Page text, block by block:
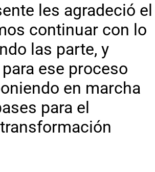
les agradeció el
continuar con lo
las parte, y
ese proceso
en marcha
para el